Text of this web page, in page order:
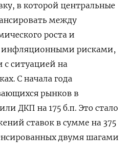
в которой центральные
​между
роста и
⁠рисками,
с ситуацией на
С начала года
рынков в
ДКП на 175 б.п. ‌Это стало
ставок в сумме на 375
двумя шагами